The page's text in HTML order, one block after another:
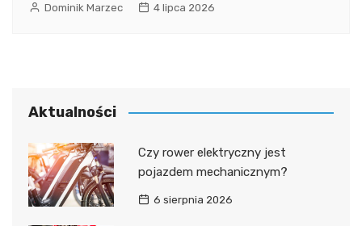
Dominik Marzec 4 lipca 2026
Aktualności
Czy rower elektryczny jest
pojazdem mechanicznym?
6 sierpnia 2026